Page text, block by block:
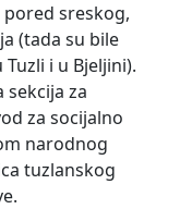
sreskog,
(tada su bile
i u Bjeljini).
sekcija za
za socijalno
narodnog
tuzlanskog